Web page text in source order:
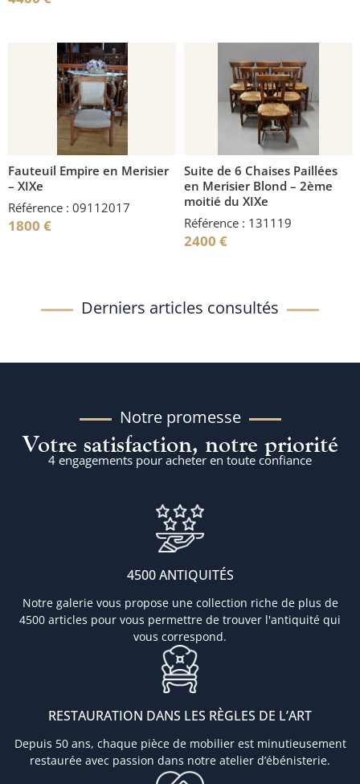
Fauteuil Empire en Merisier
– XIXe
Référence : 09112017
1800 €
Suite de 6 Chaises Paillées
en Merisier Blond – 2ème
moitié du XIXe
Référence : 131119
2400 €
Derniers articles consultés
Notre promesse
Votre satisfaction, notre priorité
4 engagements pour acheter en toute confiance
4500 ANTIQUITÉS
Notre galerie vous propose une collection riche de plus de
4500 articles pour vous permettre de trouver l'antiquité qui
vous correspond.
RESTAURATION DANS LES RÈGLES DE L’ART
Depuis 50 ans, chaque pièce de mobilier est minutieusement
restaurée avec passion dans notre atelier d’ébénisterie.